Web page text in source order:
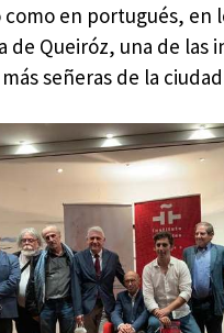
en portugués, en
de Queiróz, una de las
señeras de la